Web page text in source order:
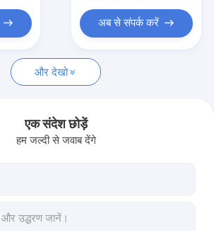
अब से संपर्क करें
और देखो
एक संदेश छोड़ें
हम जल्दी से जवाब देंगे